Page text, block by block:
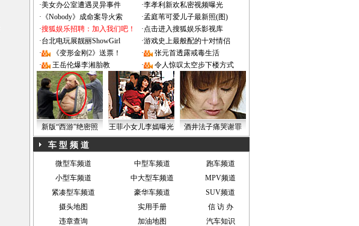
·美女办公室遭遇灵异事件 ·李孝利新欢私密视频曝光
· 《Nobody》成命案导火索 ·孟庭苇可爱儿子最新照(图)
·搜狐娱乐招聘：加入我们吧！ ·点击进入搜狐娱乐影视库
·台北电玩展靓丽ShowGirl ·游戏史上最般配的十对情侣
·
《变形金刚2》送票！ ·
张元首透露戒毒生活
·
王岳伦爆李湘胎教 · 令人惊叹太空步下楼方式
新版“西游”绝密照 王菲小女儿李嫣曝光 酒井法子痛哭谢罪
车 型 频 道
微型车频道 中型车频道
跑车频道
小型车频道
中大型车频道
MPV频道
紧凑型车频道
豪华车频道
SUV频道
摄头地图
实用手册
信 访 办
违章查询
加油地图 汽车知识